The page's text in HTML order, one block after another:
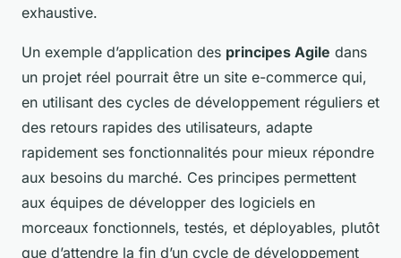
exhaustive.
Un exemple d’application des principes Agile dans
un projet réel pourrait être un site e-commerce qui,
en utilisant des cycles de développement réguliers et
des retours rapides des utilisateurs, adapte
rapidement ses fonctionnalités pour mieux répondre
aux besoins du marché. Ces principes permettent
aux équipes de développer des logiciels en
morceaux fonctionnels, testés, et déployables, plutôt
que d’attendre la fin d’un cycle de développement